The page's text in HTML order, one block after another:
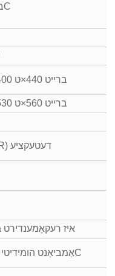
±0.2°C ביי 37°C
ברייט 440×ט 400×ה 500 מ״מ
ברייט 560×ט 530×ה 825 מ״מ
אינפֿראַרויט (IR) דעטעקציע
0.05~0.1MPa איז רעקאָמענדירט
אַמביאַנט הומידיטי ~95% ביי 37°C